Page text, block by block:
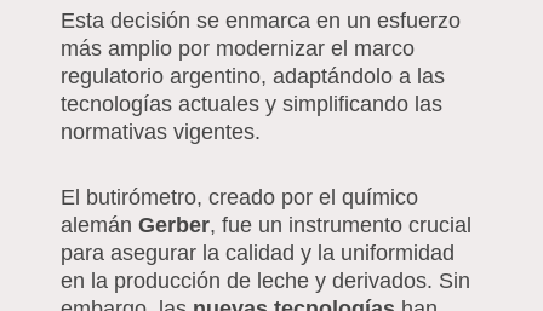
Esta decisión se enmarca en un esfuerzo
más amplio por modernizar el marco
regulatorio argentino, adaptándolo a las
tecnologías actuales y simplificando las
normativas vigentes.
El butirómetro, creado por el químico
alemán Gerber, fue un instrumento crucial
para asegurar la calidad y la uniformidad
en la producción de leche y derivados. Sin